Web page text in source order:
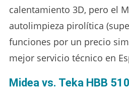
calentamiento 3D, pero el
autolimpieza pirolítica
funciones por un precio
mejor servicio técnico en
Midea vs. Teka HBB